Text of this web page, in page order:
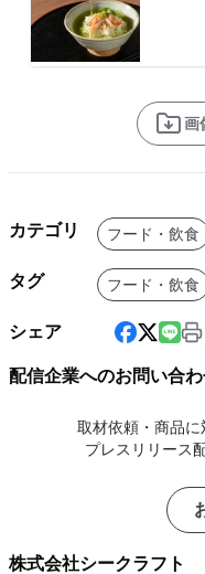
画
カテゴリ フード・飲食
タグ フード・飲食
シェア
配信企業へのお問い合
取材依頼・商品に
プレスリリース
株式会社シークラフト